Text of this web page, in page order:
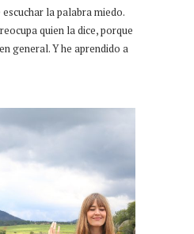
la palabra miedo.
quien la dice, porque
general. Y he aprendido a